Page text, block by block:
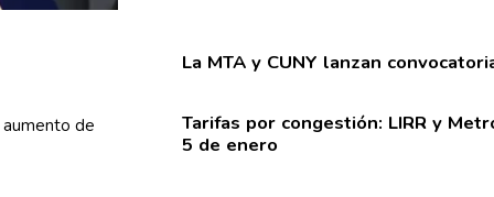
La MTA y CUNY lanzan
Tarifas por congestión: LIRR y
5 de enero